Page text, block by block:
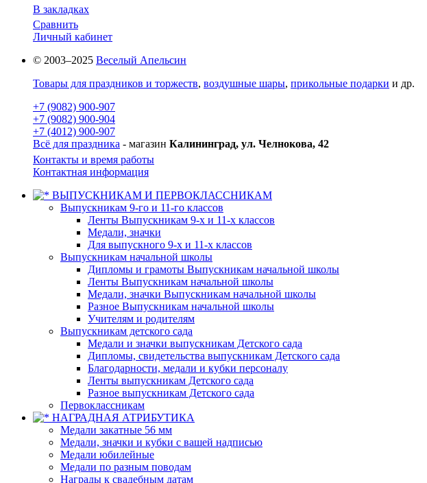
В закладках
Сравнить
Личный кабинет
© 2003–2025 Веселый Апельсин
Товары для праздников и торжеств, воздушные шары, прикольные подарки и др.
+7 (9082) 900-907
+7 (9082) 900-904
+7 (4012) 900-907
Всё для праздника - магазин Калининград, ул. Челнокова, 42
Контакты и время работы
Контактная информация
ВЫПУСКНИКАМ И ПЕРВОКЛАССНИКАМ
Выпускникам 9-го и 11-го классов
Ленты Выпускникам 9-х и 11-х классов
Медали, значки
Для выпускного 9-х и 11-х классов
Выпускникам начальной школы
Дипломы и грамоты Выпускникам начальной школы
Ленты Выпускникам начальной школы
Медали, значки Выпускникам начальной школы
Разное Выпускникам начальной школы
Учителям и родителям
Выпускникам детского сада
Медали и значки выпускникам Детского сада
Дипломы, свидетельства выпускникам Детского сада
Благодарности, медали и кубки персоналу
Ленты выпускникам Детского сада
Разное выпускникам Детского сада
Первоклассникам
НАГРАДНАЯ АТРИБУТИКА
Медали закатные 56 мм
Медали, значки и кубки с вашей надписью
Медали юбилейные
Медали по разным поводам
Награды к свадебным датам